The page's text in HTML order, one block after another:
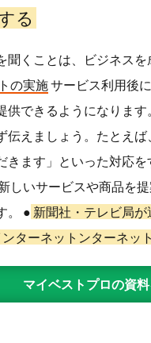
る
聞くことは、ビジネス
の実施サービス利用後
できるようになります
伝えましょう。たとえ
きます」といった対応
しいサービスや商品を
。 ● 新聞社・テレビ局が
ンターネットンターネッ
マイベストプロの資